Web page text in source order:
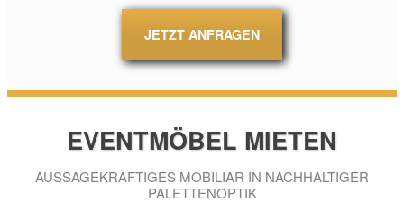
JETZT ANFRAGEN
EVENTMÖBEL MIETEN
AUSSAGEKRÄFTIGES MOBILIAR IN NACHHALTIGER
PALETTENOPTIK